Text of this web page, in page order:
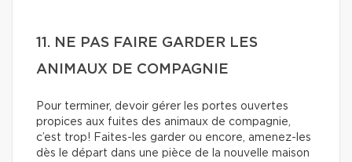
11. NE PAS FAIRE GARDER LES
ANIMAUX DE COMPAGNIE
Pour terminer, devoir gérer les portes ouvertes
propices aux fuites des animaux de compagnie,
c’est trop! Faites-les garder ou encore, amenez-les
dès le départ dans une pièce de la nouvelle maison